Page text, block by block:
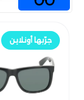
جرّبها أونلاين
جرّب أونلاين